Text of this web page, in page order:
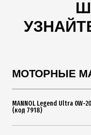
МОТОРНЫЕ
MANNOL Legend Ultra 0W-20
(код 7918)